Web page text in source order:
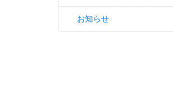
お知らせ